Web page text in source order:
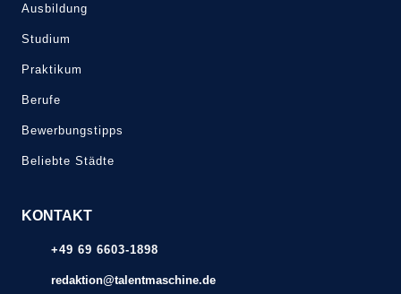
Ausbildung
Studium
Praktikum
Berufe
Bewerbungstipps
Beliebte Städte
KONTAKT
+49 69 6603-1898
redaktion@talentmaschine.de